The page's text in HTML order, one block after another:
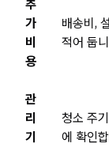
추
가
비
용
배송비,
적어 둡
관
리
기
청소 주
에 확인